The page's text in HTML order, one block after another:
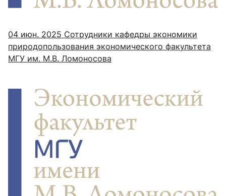
04 июн. 2025 Сотрудники кафедры экономики
природопользования экономического факультета
МГУ им. М.В. Ломоносова